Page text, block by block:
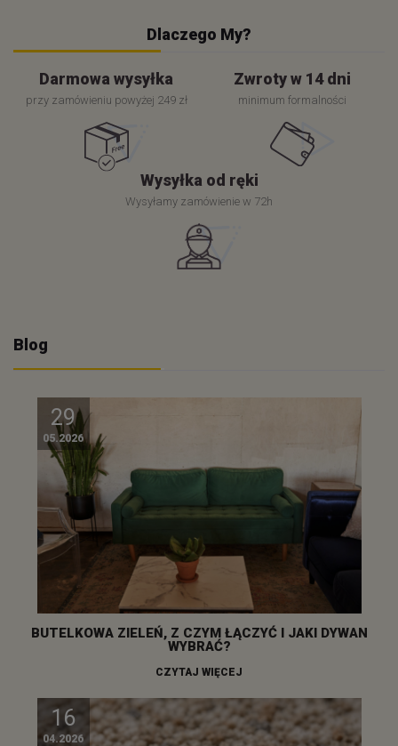
Dlaczego My?
Darmowa wysyłka
przy zamówieniu powyżej 249 zł
Zwroty w 14 dni
minimum formalności
Wysyłka od ręki
Wysyłamy zamówienie w 72h
Blog
29
05.2026
BUTELKOWA ZIELEŃ, Z CZYM ŁĄCZYĆ I JAKI DYWAN
WYBRAĆ?
CZYTAJ WIĘCEJ
16
04.2026